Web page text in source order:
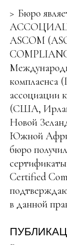
Бюро
ASCOM
комплаенса
ассоциации
(США,
Новой
Южной
бюро
Certified
в данной